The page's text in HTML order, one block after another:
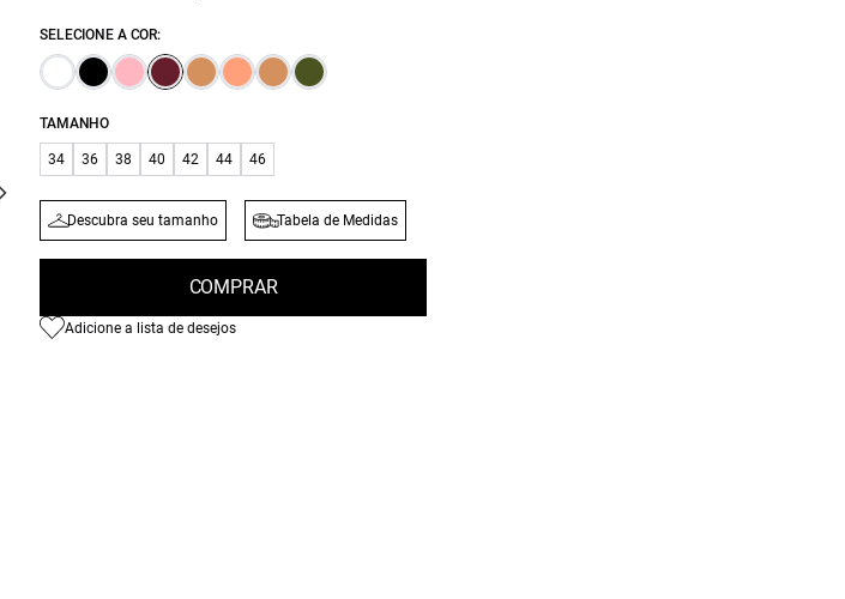
SELECIONE A COR:
TAMANHO
34 36 38 40 42 44 46
Descubra seu tamanho Tabela de Medidas
COMPRAR
Adicione a lista de desejos